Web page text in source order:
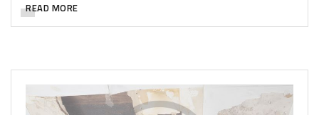
READ MORE